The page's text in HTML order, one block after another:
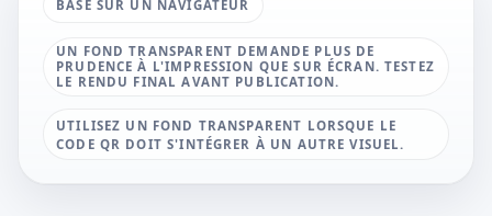
BASÉ SUR UN NAVIGATEUR
UN FOND TRANSPARENT DEMANDE PLUS DE
PRUDENCE À L'IMPRESSION QUE SUR ÉCRAN. TESTEZ
LE RENDU FINAL AVANT PUBLICATION.
UTILISEZ UN FOND TRANSPARENT LORSQUE LE
CODE QR DOIT S'INTÉGRER À UN AUTRE VISUEL.